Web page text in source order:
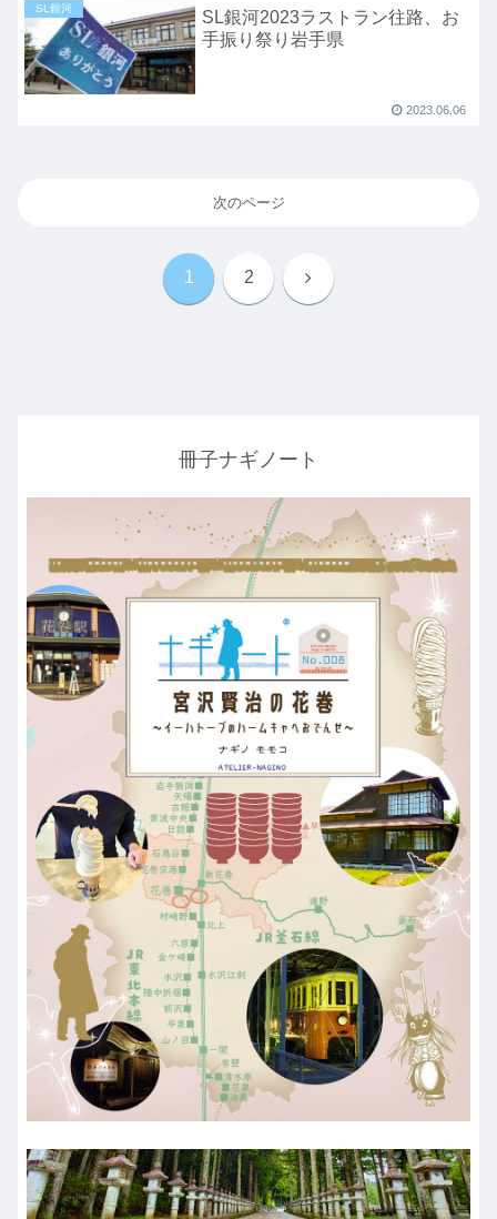
SL銀河
SL銀河2023ラストラン往路、お
手振り祭り岩手県
2023.06.06
次のページ
1 2 次
冊子ナギノート